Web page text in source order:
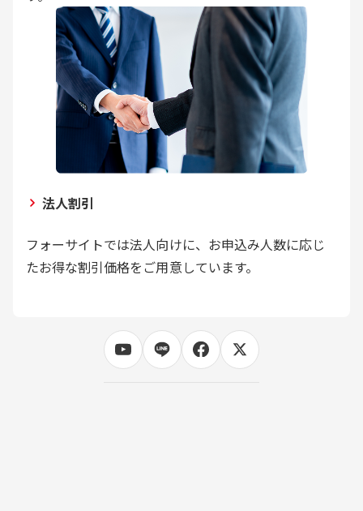
法人割引
フォーサイトでは法人向けに、お申込み人数に応じ
たお得な割引価格をご用意しています。